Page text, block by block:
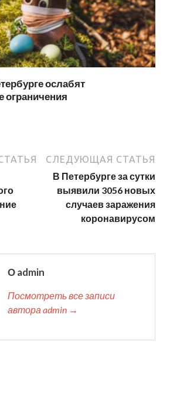
ослабят
ограничения
СЛЕДУЮЩАЯ СТАТЬЯ
В Петербурге за сутки
выявили 3056 новых
случаев заражения
коронавирусом
О admin
Посмотреть все записи
автора admin →